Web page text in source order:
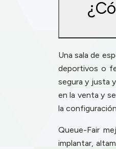
Una sala de
deportivos o
segura y justa
en la venta y
la
Queue-Fair
implantar,